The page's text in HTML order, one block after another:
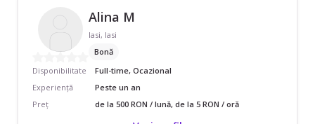
Alina M
Iasi, Iasi
Bonă
Disponibilitate
Full-time, Ocazional
Experiență
Peste un an
Preț
de la 500 RON / lună, de la 5 RON / oră